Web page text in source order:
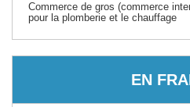
Commerce de gros (commerce
pour la plomberie et le chauffage
EN